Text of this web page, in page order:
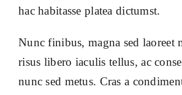
hac habitasse platea dictumst.
Nunc finibus, magna sed laoreet
risus libero iaculis tellus, ac
nunc sed metus. Cras a